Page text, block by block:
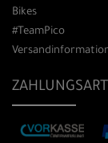
Bikes
#TeamPico